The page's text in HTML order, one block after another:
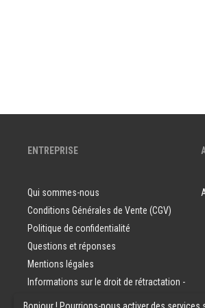
ENTREPRISE
Qui sommes-nous
Conditions Générales de Vente (CGV)
Politique de confidentialité
Questions et réponses
Mentions légales
Informations sur le droit de rétractation -
Consommateurs